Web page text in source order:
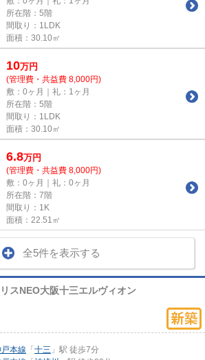
所在階：5階
間取り：1LDK
面積：30.10㎡
10万円
(管理費・共益費 8,000円)
敷：0ヶ月｜礼：1ヶ月
所在階：5階
間取り：1LDK
面積：30.10㎡
6.8万円
(管理費・共益費 8,000円)
敷：0ヶ月｜礼：0ヶ月
所在階：7階
間取り：1K
面積：22.51㎡
全5件を表示する
スNEO大阪十三エルヴィオン
本線 「 十三 」駅 徒歩7分